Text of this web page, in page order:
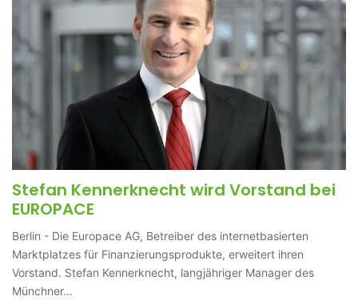
Stefan Kennerknecht wird Vorstand bei
EUROPACE
Berlin - Die Europace AG, Betreiber des internetbasierten
Marktplatzes für Finanzierungsprodukte, erweitert ihren
Vorstand. Stefan Kennerknecht, langjähriger Manager des
Münchner…